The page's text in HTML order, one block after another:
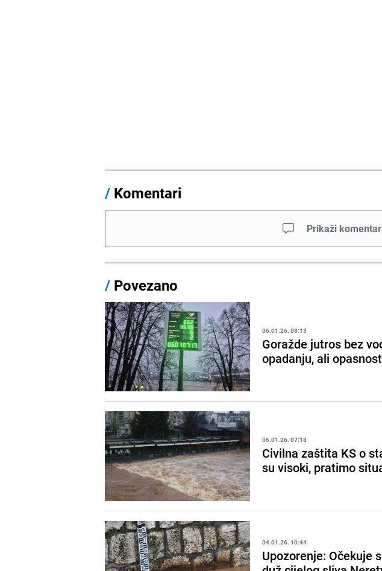
/ Komentari
Prikaži
/ Povezano
06.01.26. 08:13
Goražde jutros bez
opadanju, ali
06.01.26. 07:18
Civilna zaštita KS o
su visoki, pratimo
04.01.26. 10:44
Upozorenje: Očekuje